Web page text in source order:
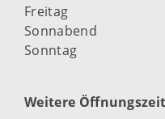
Freitag
Sonnabend
Sonntag
Weitere